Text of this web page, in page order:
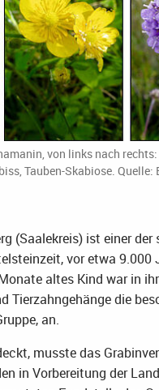
von links nach
Tauben-Skabiose.
(Saalekreis) ist einer
vor etwa 9.000
altes Kind war in
Tierzahngehänge die
an.
musste das
in Vorbereitung der